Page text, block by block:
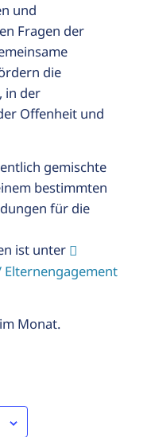
und
Fragen der
die
in der
Offenheit und
gemischte
bestimmten
für die
ist unter
Monat.